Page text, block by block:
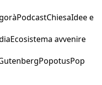
PodcastChiesaIdee e
Ecosistema avvenire
PopotusPop